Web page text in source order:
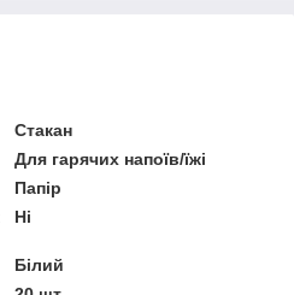
Стакан
Для гарячих напоїв/їжі
Папір
Ні
Білий